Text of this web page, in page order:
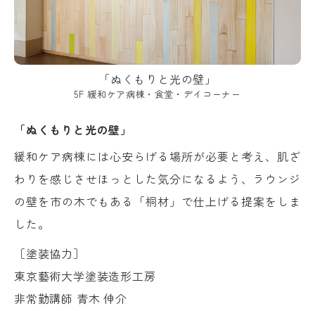
「ぬくもりと光の壁」
5F 緩和ケア病棟・食堂・デイコーナー
「ぬくもりと光の壁」
緩和ケア病棟には心安らげる場所が必要と考え、肌ざ
わりを感じさせほっとした気分になるよう、ラウンジ
の壁を市の木でもある「桐材」で仕上げる提案をしま
した。
［塗装協力］
東京藝術大学塗装造形工房
非常勤講師 青木 伸介